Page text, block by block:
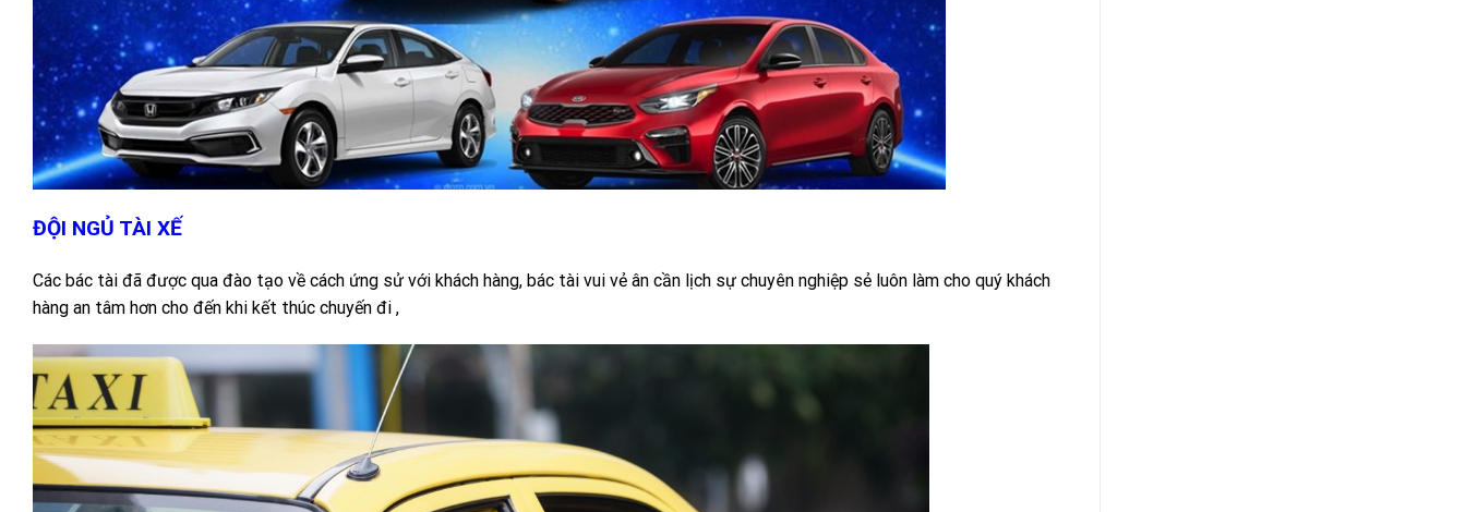
ĐỘI NGỦ TÀI XẾ
Các bác tài đã được qua đào tạo về cách ứng sử với khách hàng, bác tài vui vẻ ân cần lịch sự chuyên nghiệp sẻ luôn làm cho quý khách
hàng an tâm hơn cho đến khi kết thúc chuyến đi ,